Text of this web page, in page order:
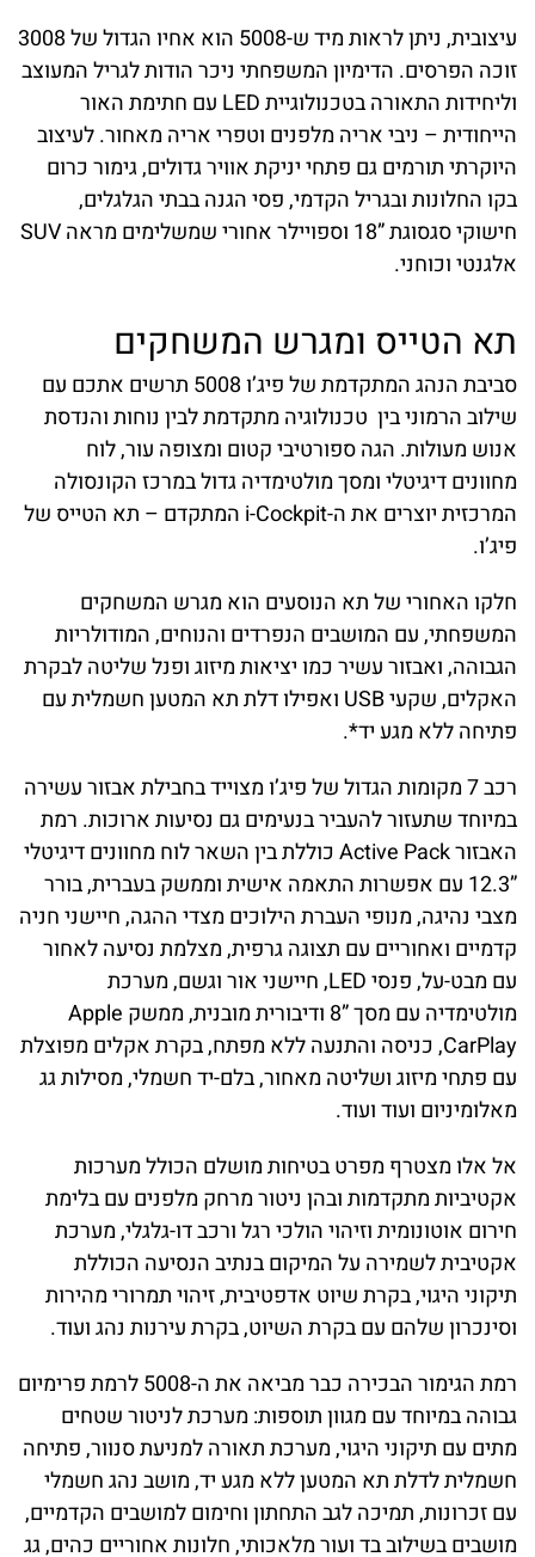
עיצובית, ניתן לראות מיד ש-5008 הוא אחיו הגדול של 3008
זוכה הפרסים. הדימיון המשפחתי ניכר הודות לגריל המעוצב
וליחידות התאורה בטכנולוגיית LED עם חתימת האור
הייחודית – ניבי אריה מלפנים וטפרי אריה מאחור. לעיצוב
היוקרתי תורמים גם פתחי יניקת אוויר גדולים, גימור כרום
בקו החלונות ובגריל הקדמי, פסי הגנה בבתי הגלגלים,
חישוקי סגסוגת ”18 וספויילר אחורי שמשלימים מראה SUV
אלגנטי וכוחני.
תא הטייס ומגרש המשחקים
סביבת הנהג המתקדמת של פיג’ו 5008 תרשים אתכם עם
שילוב הרמוני בין טכנולוגיה מתקדמת לבין נוחות והנדסת
אנוש מעולות. הגה ספורטיבי קטום ומצופה עור, לוח
מחוונים דיגיטלי ומסך מולטימדיה גדול במרכז הקונסולה
המרכזית יוצרים את ה-i-Cockpit המתקדם – תא הטייס של
פיג’ו.
חלקו האחורי של תא הנוסעים הוא מגרש המשחקים
המשפחתי, עם המושבים הנפרדים והנוחים, המודולריות
הגבוהה, ואבזור עשיר כמו יציאות מיזוג ופנל שליטה לבקרת
האקלים, שקעי USB ואפילו דלת תא המטען חשמלית עם
פתיחה ללא מגע יד*.
רכב 7 מקומות
הגדול של פיג’ו מצוייד בחבילת אבזור עשירה
במיוחד שתעזור להעביר בנעימים גם נסיעות ארוכות. רמת
האבזור Active Pack כוללת בין השאר לוח מחוונים דיגיטלי
”12.3 עם אפשרות התאמה אישית וממשק בעברית, בורר
מצבי נהיגה, מנופי העברת הילוכים מצדי ההגה, חיישני חניה
קדמיים ואחוריים עם תצוגה גרפית, מצלמת נסיעה לאחור
עם מבט-על, פנסי LED, חיישני אור וגשם, מערכת
מולטימדיה עם מסך ”8 ודיבורית מובנית, ממשק Apple
CarPlay, כניסה והתנעה ללא מפתח, בקרת אקלים מפוצלת
עם פתחי מיזוג ושליטה מאחור, בלם-יד חשמלי, מסילות גג
מאלומיניום ועוד ועוד.
אל אלו מצטרף מפרט בטיחות מושלם הכולל מערכות
אקטיביות מתקדמות ובהן ניטור מרחק מלפנים עם בלימת
חירום אוטונומית וזיהוי הולכי רגל ורכב דו-גלגלי, מערכת
אקטיבית לשמירה על המיקום בנתיב הנסיעה הכוללת
תיקוני היגוי, בקרת שיוט אדפטיבית, זיהוי תמרורי מהירות
וסינכרון שלהם עם בקרת השיוט, בקרת עירנות נהג ועוד.
רמת הגימור הבכירה כבר מביאה את ה-5008 לרמת פרימיום
גבוהה במיוחד עם מגוון תוספות: מערכת לניטור שטחים
מתים עם תיקוני היגוי, מערכת תאורה למניעת סנוור, פתיחה
חשמלית לדלת תא המטען ללא מגע יד, מושב נהג חשמלי
עם זכרונות, תמיכה לגב התחתון וחימום למושבים הקדמיים,
מושבים בשילוב בד ועור מלאכותי, חלונות אחוריים כהים, גג